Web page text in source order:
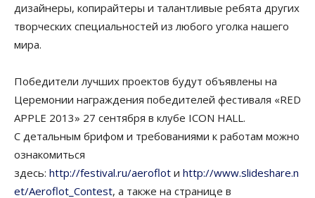
дизайнеры, копирайтеры и талантливые ребята других
творческих специальностей из любого уголка нашего
мира.
Победители лучших проектов будут объявлены на
Церемонии награждения победителей фестиваля «RED
APPLE 2013» 27 сентября в клубе ICON HALL.
С детальным брифом и требованиями к работам можно
ознакомиться
здесь: http://festival.ru/aeroflot и http://www.slideshare.n
et/Aeroflot_Contest, а также на странице в